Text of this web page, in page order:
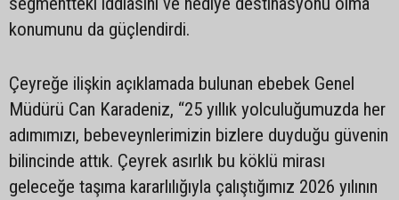
konumunu da güçlendirdi.
Çeyreğe ilişkin açıklamada bulunan ebebek Genel
Müdürü Can Karadeniz, “25 yıllık yolculuğumuzda her
adımımızı, bebeveynlerimizin bizlere duyduğu güvenin
bilincinde attık. Çeyrek asırlık bu köklü mirası
geleceğe taşıma kararlılığıyla çalıştığımız 2026 yılının